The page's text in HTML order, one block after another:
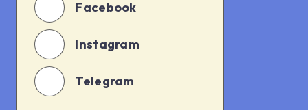
Facebook
Instagram
Telegram